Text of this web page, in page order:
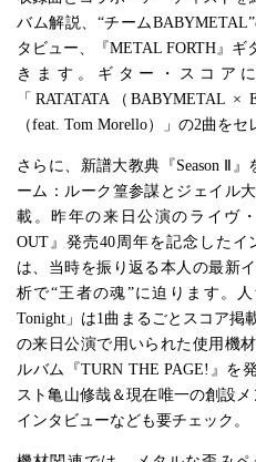
バム解説、“チーム
タビュー、『METAL FORTH』
きます。ギター・スコア
「RATATATA（BABYMETAL
（feat. Tom Morello）」の2曲をセ
さらに、新譜大教典『Season Ⅱ
ーム：ルーク篁参謀とジェイル
載。昨年の来日公演のライヴ
OUT』発売40周年を記念した
は、当時を振り返る本人の最新
析で“王者の魂”に迫ります。人
Tonight」は1曲まるごとスコア掲
の来日公演で用いられた使用機
ルバム『TURN THE PAGE!』を
スト亀山修哉＆現在唯一の創設
インタビューなども要チェック。